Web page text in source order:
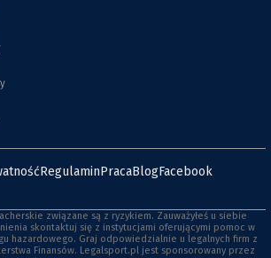
RegulaminPracaBlogFacebook
związane są z ryzykiem. Zauważyłeś u siebie
skontaktuj się z instytucjami oferującymi pomoc w
hazardowego. Graj odpowiedzialnie u legalnych firm z
Finansów. Legalsport.pl jest sponsorowany przez